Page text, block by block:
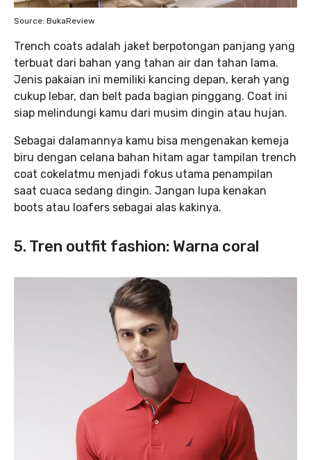
Source: BukaReview
Trench coats adalah jaket berpotongan panjang yang
terbuat dari bahan yang tahan air dan tahan lama.
Jenis pakaian ini memiliki kancing depan, kerah yang
cukup lebar, dan belt pada bagian pinggang. Coat ini
siap melindungi kamu dari musim dingin atau hujan.
Sebagai dalamannya kamu bisa mengenakan kemeja
biru dengan celana bahan hitam agar tampilan trench
coat cokelatmu menjadi fokus utama penampilan
saat cuaca sedang dingin. Jangan lupa kenakan
boots atau loafers sebagai alas kakinya.
5. Tren outfit fashion: Warna coral